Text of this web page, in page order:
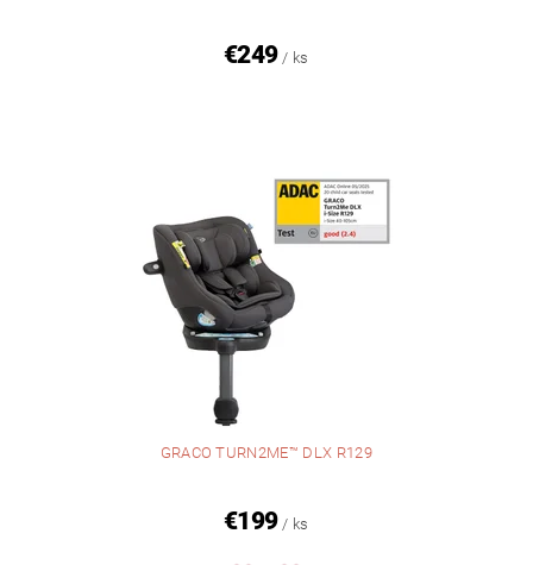
€249 / ks
GRACO TURN2ME™ DLX R129
€199 / ks